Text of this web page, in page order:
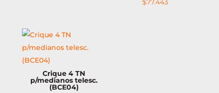
$77.443
Crique 4 TN
p/medianos telesc.
(BCE04)